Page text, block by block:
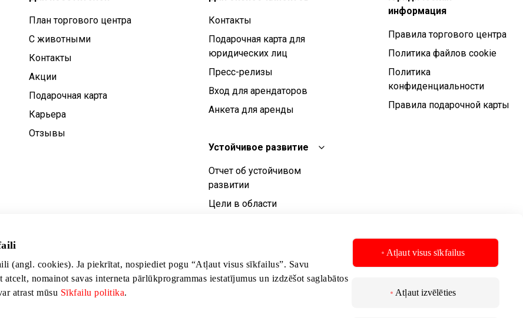
(angl. cookies). Ja piekrītat, nospiediet pogu “Atļaut visus sīkfailus”. Savu
nomainot savas interneta pārlūkprogrammas iestatījumus un izdzēšot saglabātos
atrast mūsu Sīkfailu politika.
Atļaut visus sīkfailus
Atļaut izvēlēties
План торгового центра
С животными
Контакты
Aкции
Подарочная карта
Карьера
Отзывы
Контакты
Подарочная карта для
юридических лиц
Пресс-релизы
Вход для арендаторов
Анкета для аренды
Устойчивое развитие
Отчет об устойчивом
развитии
Цели в области
информация
Правила торгового центра
Политика файлов cookie
Политика
конфиденциальности
Правила подарочной карты